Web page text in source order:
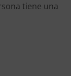
tiene una